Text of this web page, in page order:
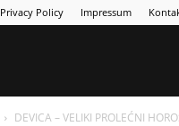
Privacy Policy Impressum
DEVICA – VELIKI PROLEĆNI